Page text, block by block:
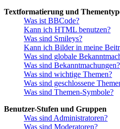
Textformatierung und
Was ist BBCode?
Kann ich HTML benutzen?
Was sind Smileys?
Kann ich Bilder in meine
Was sind globale
Was sind Bekanntmachungen?
Was sind wichtige Themen?
Was sind geschlossene
Was sind Themen-Symbole?
Benutzer-Stufen und Gruppen
Was sind Administratoren?
Was sind Moderatoren?